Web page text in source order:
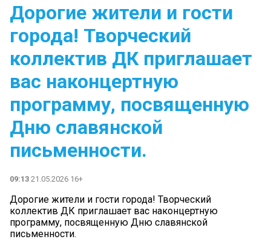
Дорогие жители и гости
города! Творческий
коллектив ДК приглашает
вас наконцертную
программу, посвященную
Дню славянской
письменности.
09:13 21.05.2026 16+
Дорогие жители и гости города! Творческий
коллектив ДК приглашает вас наконцертную
программу, посвященную Дню славянской
письменности.